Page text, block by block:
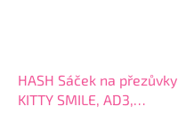
HASH Sáček na přezůvky
KITTY SMILE, AD3,